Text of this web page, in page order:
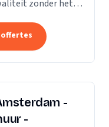
zonder het
naadloze en...
-
-